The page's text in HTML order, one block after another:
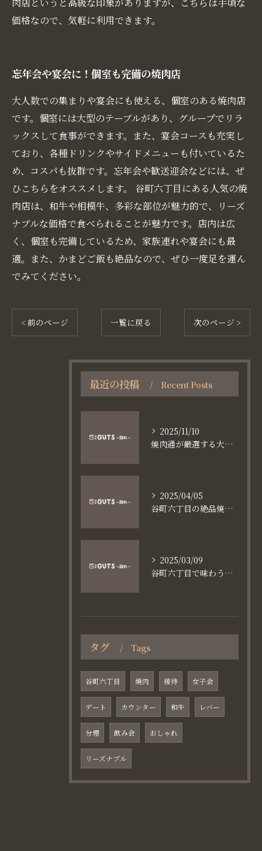
価格なので、気軽に利用できます。
忘年会や宴会に！個室も完備の焼肉店
大人数での集まりや宴会にも使える、個室のある焼肉店
です。個室には大型のテーブルがあり、グループでリラ
ックスして食事ができます。また、宴会コースも充実し
ており、各種ドリンクやサイドメニューも付いているた
め、コスパも抜群です。忘年会や歓送迎会などには、ぜ
ひこちらをオススメします。 谷町六丁目にある人気の焼
肉店は、和牛や相模牛、多彩な部位が魅力的で、リーズ
ナブルな価格で食べられることが魅力です。店内は広
く、個室も完備しているため、家族連れや宴会にも最
適。また、かまどご飯も絶品なので、ぜひ一度足を運ん
でみてください。
< 前のページ 一覧に戻る 次のページ >
最近の投稿 Recent Posts
2025/11/10
焼肉通が厳選する大阪長堀鶴見緑地線谷町六丁目満足食事術
2025/04/05
谷町六丁目の絶品焼肉体験
2025/03/09
谷町六丁目で味わう家族と焼肉の魅力
タグ Tags
谷町六丁目 焼肉 接待 女子会
デート カウンター 和牛 レバー
分煙 飲み会 おしゃれ
リーズナブル